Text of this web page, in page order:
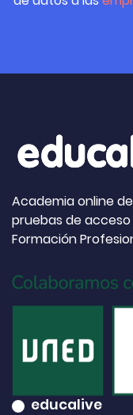
Academia online
pruebas de
Formación
educalive